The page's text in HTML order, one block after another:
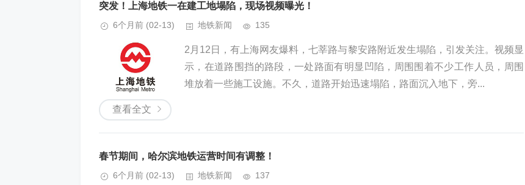
突发！上海地铁一在建工地塌陷，现场视频曝光！
6个月前 (02-13) 地铁新闻 135
2月12日，有上海网友爆料，七莘路与黎安路附近发生塌陷，引发关注。视频显
示，在道路围挡的路段，一处路面有明显凹陷，周围围着不少工作人员，周围
堆放着一些施工设施。不久，道路开始迅速塌陷，路面沉入地下，旁...
查看全文
春节期间，哈尔滨地铁运营时间有调整！
6个月前 (02-13) 地铁新闻 137